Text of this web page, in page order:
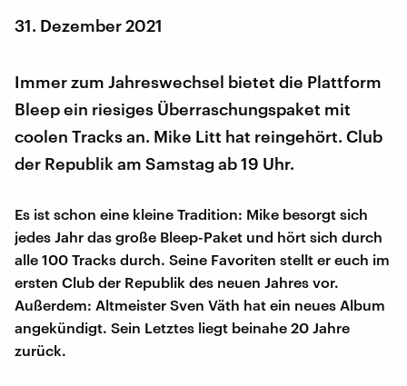
31. Dezember 2021
Immer zum Jahreswechsel bietet die Plattform
Bleep ein riesiges Überraschungspaket mit
coolen Tracks an. Mike Litt hat reingehört. Club
der Republik am Samstag ab 19 Uhr.
Es ist schon eine kleine Tradition: Mike besorgt sich
jedes Jahr das große Bleep-Paket und hört sich durch
alle 100 Tracks durch. Seine Favoriten stellt er euch im
ersten Club der Republik des neuen Jahres vor.
Außerdem: Altmeister Sven Väth hat ein neues Album
angekündigt. Sein Letztes liegt beinahe 20 Jahre
zurück.